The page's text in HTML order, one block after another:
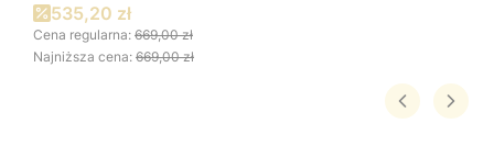
Cena promocyjna
535,20 zł
Cena regularna: 669,00 zł
Najniższa cena: 669,00 zł